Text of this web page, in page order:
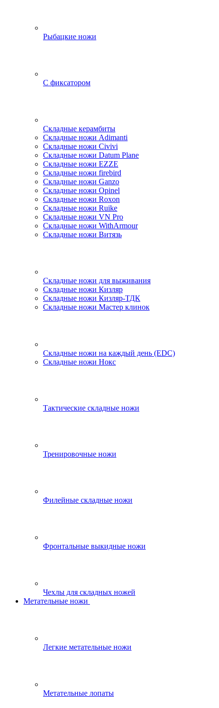
Рыбацкие ножи
С фиксатором
Складные керамбиты
Складные ножи Adimanti
Складные ножи Civivi
Складные ножи Datum Plane
Складные ножи EZZE
Складные ножи firebird
Складные ножи Ganzo
Складные ножи Opinel
Складные ножи Roxon
Складные ножи Ruike
Складные ножи VN Pro
Складные ножи WithArmour
Складные ножи Витязь
Складные ножи для выживания
Складные ножи Кизляр
Складные ножи Кизляр-ТДК
Складные ножи Мастер клинок
Складные ножи на каждый день (EDC)
Складные ножи Нокс
Тактические складные ножи
Тренировочные ножи
Филейные складные ножи
Фронтальные выкидные ножи
Чехлы для складных ножей
Метательные ножи
Легкие метательные ножи
Метательные лопаты